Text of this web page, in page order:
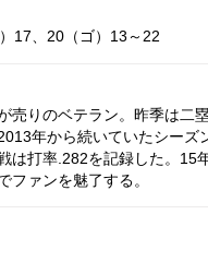
17、20（ゴ）13～22
売りのベテラン。昨季は二
年から続いていたシーズ
は打率.282を記録した。15
ファンを魅了する。